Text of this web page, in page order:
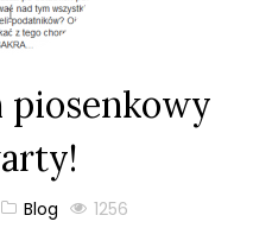
piosenkowy
Blog 1256